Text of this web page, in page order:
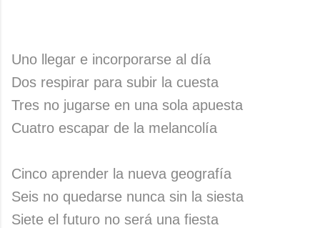
Uno llegar e incorporarse al día
Dos respirar para subir la cuesta
Tres no jugarse en una sola apuesta
Cuatro escapar de la melancolía
Cinco aprender la nueva geografía
Seis no quedarse nunca sin la siesta
Siete el futuro no será una fiesta